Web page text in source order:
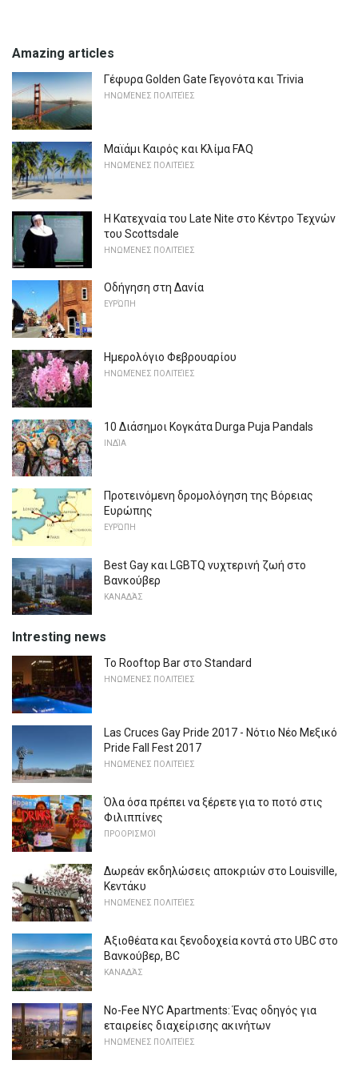
Amazing articles
Γέφυρα Golden Gate Γεγονότα και Trivia
ΗΝΩΜΈΝΕΣ ΠΟΛΙΤΕΊΕΣ
Μαϊάμι Καιρός και Κλίμα FAQ
ΗΝΩΜΈΝΕΣ ΠΟΛΙΤΕΊΕΣ
Η Κατεχναία του Late Nite στο Κέντρο Τεχνών
του Scottsdale
ΗΝΩΜΈΝΕΣ ΠΟΛΙΤΕΊΕΣ
Οδήγηση στη Δανία
ΕΥΡΏΠΗ
Ημερολόγιο Φεβρουαρίου
ΗΝΩΜΈΝΕΣ ΠΟΛΙΤΕΊΕΣ
10 Διάσημοι Κογκάτα Durga Puja Pandals
ΙΝΔΊΑ
Προτεινόμενη δρομολόγηση της Βόρειας
Ευρώπης
ΕΥΡΏΠΗ
Best Gay και LGBTQ νυχτερινή ζωή στο
Βανκούβερ
ΚΑΝΑΔΆΣ
Intresting news
Το Rooftop Bar στο Standard
ΗΝΩΜΈΝΕΣ ΠΟΛΙΤΕΊΕΣ
Las Cruces Gay Pride 2017 - Νότιο Νέο Μεξικό
Pride Fall Fest 2017
ΗΝΩΜΈΝΕΣ ΠΟΛΙΤΕΊΕΣ
Όλα όσα πρέπει να ξέρετε για το ποτό στις
Φιλιππίνες
ΠΡΟΟΡΙΣΜΟΊ
Δωρεάν εκδηλώσεις αποκριών στο Louisville,
Κεντάκυ
ΗΝΩΜΈΝΕΣ ΠΟΛΙΤΕΊΕΣ
Αξιοθέατα και ξενοδοχεία κοντά στο UBC στο
Βανκούβερ, BC
ΚΑΝΑΔΆΣ
No-Fee NYC Apartments: Ένας οδηγός για
εταιρείες διαχείρισης ακινήτων
ΗΝΩΜΈΝΕΣ ΠΟΛΙΤΕΊΕΣ